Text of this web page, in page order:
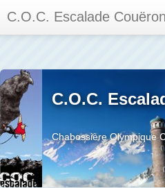
C.O.C. Escalade Couëron
Calendrier des événements et des
Les membres
Les séances
Privée
La salle et le mur
C.O.C.
Chabossière Olympique